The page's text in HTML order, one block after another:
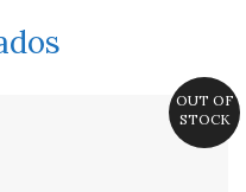
OUT OF
STOCK